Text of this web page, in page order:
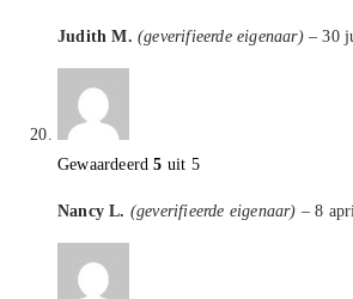
Judith M. (geverifieerde eigenaar) – 30
Gewaardeerd5 uit 5
Nancy L. (geverifieerde eigenaar) – 8